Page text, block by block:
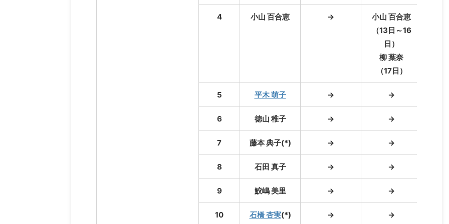
4 小山 百合恵 →
小山 百合恵
（13日～16
日）
柳 葉奈
（17日）
5 平木 萌子 → →
6 徳山 稚子 → →
7 藤本 典子(*) → →
8 石田 真子 → →
9 鮫嶋 美里 → →
10 石橋 杏実(*) → →